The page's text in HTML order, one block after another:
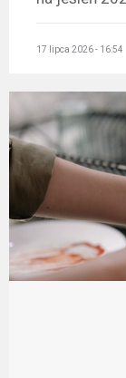
17 lipca 2026 - 16:54